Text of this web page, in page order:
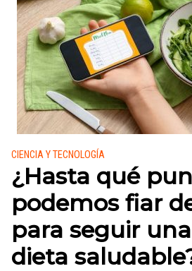
Publicado en:
CIENCIA Y TECNOLOGÍA
¿Hasta qué
podemos fiar
para seguir una
dieta